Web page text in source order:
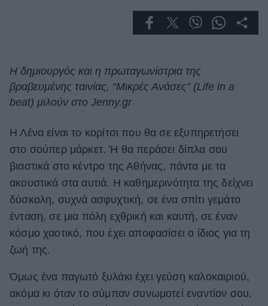
Deco
Cooking
Green
Αφιερώματα
ΒΟΞ
Χωρίς Ταμπέλες
Women's Forum
Η δημιουργός και η πρωταγωνίστρια της
βραβευμένης ταινίας, “Μικρές Ανάσες” (Life in a
beat) μιλούν στο Jenny.gr
Η Λένα είναι το κορίτσι που θα σε εξυπηρετήσει
στο σούπερ μάρκετ. Ή θα περάσει δίπλα σου
βιαστικά στο κέντρο της Αθήνας, πάντα με τα
ακουστικά στα αυτιά. Η καθημερινότητα της δείχνει
δύσκολη, συχνά ασφυχτική, σε ένα σπίτι γεμάτο
ένταση, σε μια πόλη εχθρική και καυτή, σε έναν
κόσμο χαοτικό, που έχει αποφασίσει ο ίδιος για τη
ζωή της.
Όμως ένα παγωτό ξυλάκι έχει γεύση καλοκαιριού,
ακόμα κι όταν το σύμπαν συνωμοτεί εναντίον σου.